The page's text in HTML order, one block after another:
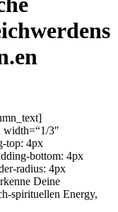
3″
top: 4px
bottom: 4px
radius: 4px
Deine
spirituellen Energy,